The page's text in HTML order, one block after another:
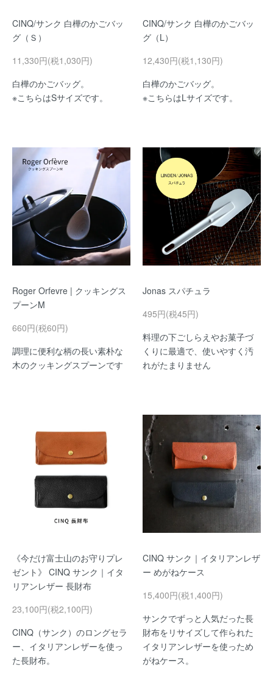
CINQ/サンク 白樺のかごバッ
グ（Ｓ）
11,330円(税1,030円)
白樺のかごバッグ。
※こちらはSサイズです。
CINQ/サンク 白樺のかごバッ
グ（L）
12,430円(税1,130円)
白樺のかごバッグ。
※こちらはLサイズです。
Roger Orfevre | クッキングス
プーンM
660円(税60円)
調理に便利な柄の長い素朴な
木のクッキングスプーンです
Jonas スパチュラ
495円(税45円)
料理の下ごしらえやお菓子づ
くりに最適で、使いやすく汚
れがたまりません
《今だけ富士山のお守りプレ
ゼント》 CINQ サンク｜イタ
リアンレザー 長財布
23,100円(税2,100円)
CINQ（サンク）のロングセラ
ー、イタリアンレザーを使っ
た長財布。
CINQ サンク｜イタリアンレザ
ー めがねケース
15,400円(税1,400円)
サンクでずっと人気だった長
財布をリサイズして作られた
イタリアンレザーを使っため
がねケース。